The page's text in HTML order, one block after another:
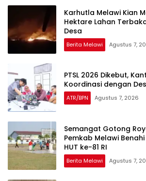
Karhutla Melawi Kian
Hektare Lahan
Desa
Berita Melawi Agustus 7,
PTSL 2026 Dikebut,
Koordinasi dengan
ATR/BPN Agustus 7, 2026
Semangat Gotong
Pemkab Melawi
HUT ke-81 RI
Berita Melawi Agustus 7,